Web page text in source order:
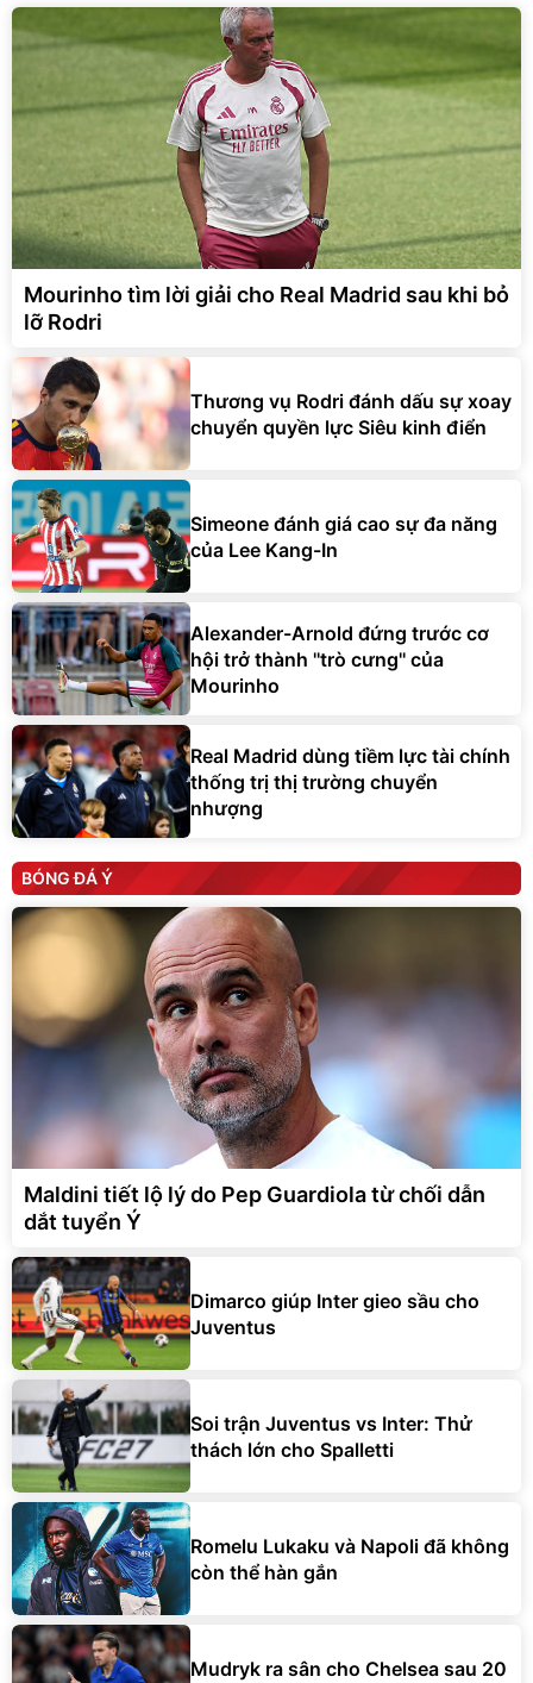
Mourinho tìm lời giải cho Real Madrid sau khi bỏ
lỡ Rodri
Thương vụ Rodri đánh dấu sự xoay
chuyển quyền lực Siêu kinh điển
Simeone đánh giá cao sự đa năng
của Lee Kang-In
Alexander-Arnold đứng trước cơ
hội trở thành ''trò cưng'' của
Mourinho
Real Madrid dùng tiềm lực tài chính
thống trị thị trường chuyển
nhượng
BÓNG ĐÁ Ý
Maldini tiết lộ lý do Pep Guardiola từ chối dẫn
dắt tuyển Ý
Dimarco giúp Inter gieo sầu cho
Juventus
Soi trận Juventus vs Inter: Thử
thách lớn cho Spalletti
Romelu Lukaku và Napoli đã không
còn thể hàn gắn
Mudryk ra sân cho Chelsea sau 20